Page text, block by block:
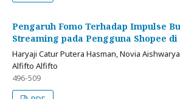
Pengaruh Fomo Terhadap Impulse
Streaming pada Pengguna Shopee
Haryaji Catur Putera Hasman, Novia
Alfifto Alfifto
496-509